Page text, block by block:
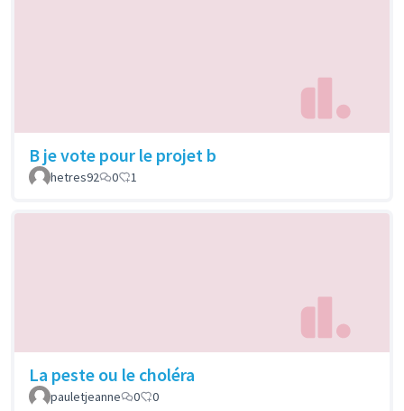
B je vote pour le projet b
hetres92 0 1
La peste ou le choléra
pauletjeanne 0 0